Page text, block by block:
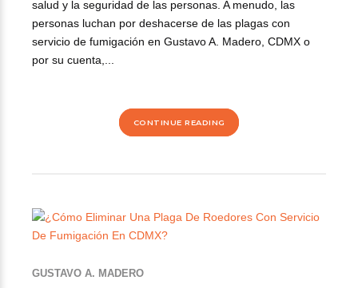
salud y la seguridad de las personas. A menudo, las
personas luchan por deshacerse de las plagas con
servicio de fumigación en Gustavo A. Madero, CDMX o
por su cuenta,...
CONTINUE READING
GUSTAVO A. MADERO